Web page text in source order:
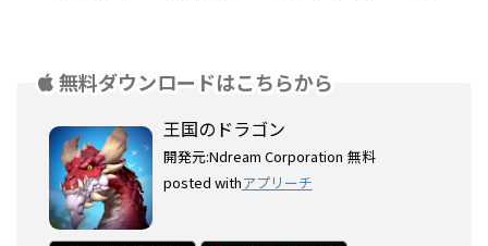
無料ダウンロードはこちらから
王国のドラゴン
開発元:Ndream Corporation 無料
posted withアプリーチ